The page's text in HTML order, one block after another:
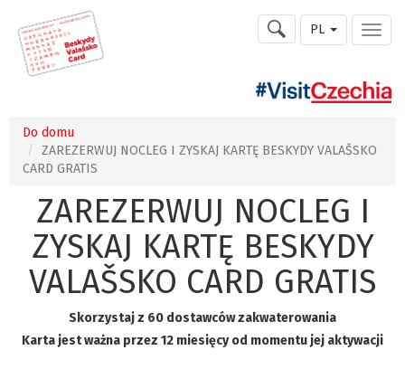
PL
Do domu
ZAREZERWUJ NOCLEG I ZYSKAJ KARTĘ BESKYDY VALAŠSKO
CARD GRATIS
ZAREZERWUJ NOCLEG I
ZYSKAJ KARTĘ BESKYDY
VALAŠSKO CARD GRATIS
Skorzystaj z 60 dostawców zakwaterowania
Karta jest ważna przez 12 miesięcy od momentu jej aktywacji